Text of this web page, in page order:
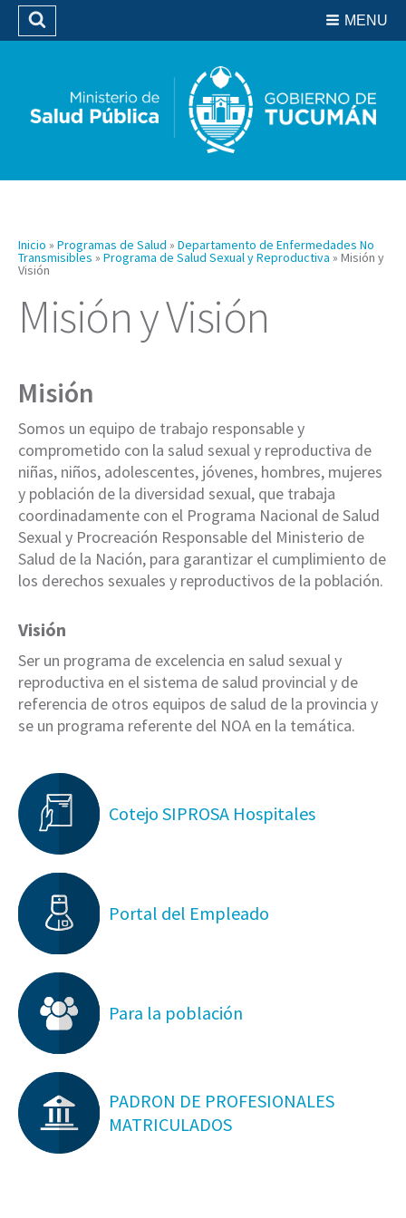
Biblioteca
MENU
Buscar
Inicio » Programas de Salud » Departamento de Enfermedades No
Transmisibles » Programa de Salud Sexual y Reproductiva » Misión y
Visión
Misión y Visión
Misión
Somos un equipo de trabajo responsable y
comprometido con la salud sexual y reproductiva de
niñas, niños, adolescentes, jóvenes, hombres, mujeres
y población de la diversidad sexual, que trabaja
coordinadamente con el Programa Nacional de Salud
Sexual y Procreación Responsable del Ministerio de
Salud de la Nación, para garantizar el cumplimiento de
los derechos sexuales y reproductivos de la población.
Visión
Ser un programa de excelencia en salud sexual y
reproductiva en el sistema de salud provincial y de
referencia de otros equipos de salud de la provincia y
se un programa referente del NOA en la temática.
Cotejo SIPROSA Hospitales
Portal del Empleado
Para la población
PADRON DE PROFESIONALES
MATRICULADOS